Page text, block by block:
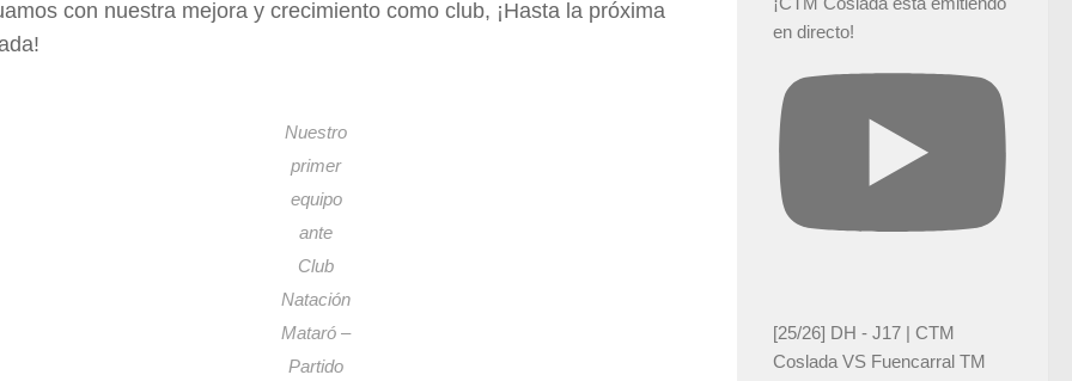
con nuestra mejora y crecimiento como club, ¡Hasta la próxima
Nuestro
primer
equipo
ante
Club
Natación
Mataró –
Partido
en directo!
[25/26] DH - J17 | CTM
Coslada VS Fuencarral TM